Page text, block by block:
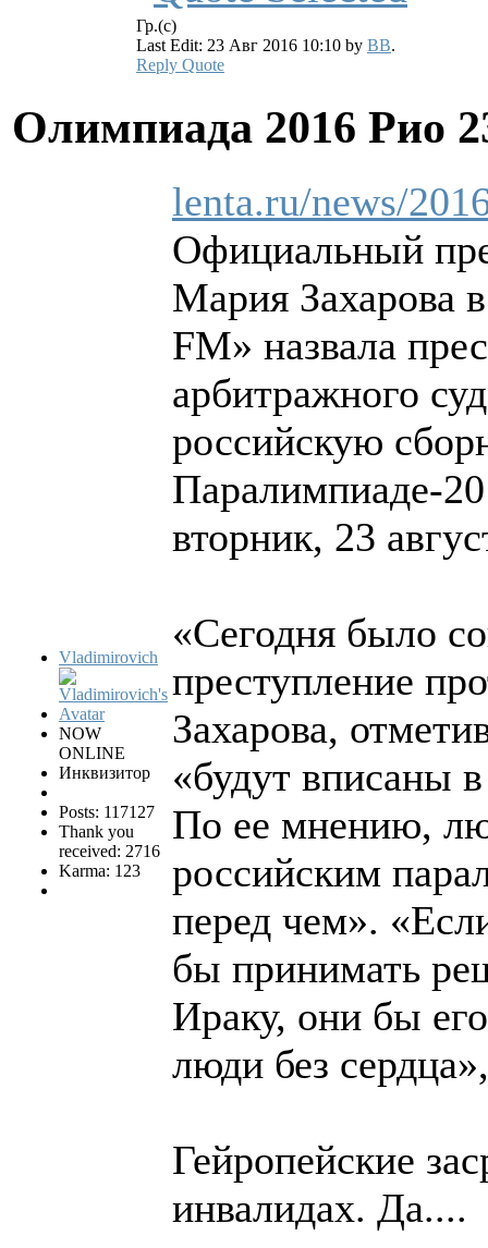
Гр.(с)
Last Edit: 23 Авг 2016 10:10 by BB.
Reply Quote
Олимпиада 2016 Рио
Vladimirovich
NOW
ONLINE
Инквизитор
Posts: 117127
Thank you
received: 2716
Karma: 123
lenta.ru/news/
Официальный
Мария Захарова
FM» назвала
арбитражного
российскую
Паралимпиаде-
вторник, 23
«Сегодня было
преступление
Захарова,
«будут вписаны
По ее мнению,
российским
перед чем».
бы принимать
Ираку, они бы
люди без
Гейропейские
инвалидах. Да....